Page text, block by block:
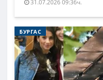
31.07.2026 09:36ч.
БУРГАС